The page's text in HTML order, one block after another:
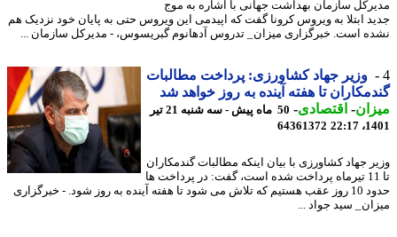
سازمان بهداشت جهانی با اشاره به موج
ابتلا به ویروس کرونا گفت که اپیدمی این ویروس حتی به پایان خود نزدیک هم
است. خبرگزاری میزان_ تدروس آدهانوم گبریسوس، - مدیرکل سازمان ...
وزیر جهاد کشاورزی: پرداخت مطالبات
تا هفته آینده به روز خواهد شد
- اقتصادی-
50 ماه پیش - سه شنبه 21 تیر
64361372
جهاد کشاورزی با بیان اینکه مطالبات گندمکاران
تا 11 تیرماه پرداخت شده است، گفت: در پرداخت ها
حدود 10 روز عقب هستیم که تلاش می شود تا هفته آینده به روز شود. - خبرگزاری
سید جواد ...